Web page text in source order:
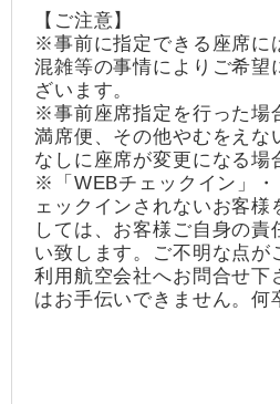
【ご注意】
※事前に指定できる座席に
混雑等の事情によりご希望
ざいます。
※事前座席指定を行った場
満席便、その他やむをえな
なしに座席が変更になる場
※「WEBチェックイン」・
ェックインされないお客様
しては、お客様ご自身の責
い致します。ご不明な点が
利用航空会社へお問合せ下
はお手伝いできません。何